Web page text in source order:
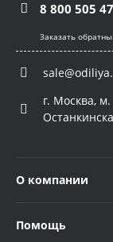
8 800 505
Заказать
г. Москва,
О компании
Помощь